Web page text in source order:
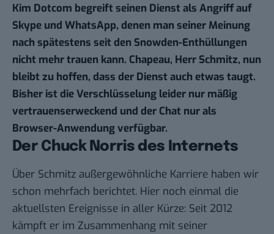
Kim Dotcom begreift seinen Dienst als Angriff auf
Skype und WhatsApp, denen man seiner Meinung
nach spätestens seit den Snowden-Enthüllungen
nicht mehr trauen kann. Chapeau, Herr Schmitz, nun
bleibt zu hoffen, dass der Dienst auch etwas taugt.
Bisher ist die Verschlüsselung leider nur mäßig
vertrauenserweckend und der Chat nur als
Browser-Anwendung verfügbar.
Der Chuck Norris des Internets
Über Schmitz außergewöhnliche Karriere haben wir
schon mehrfach berichtet. Hier noch einmal die
aktuellsten Ereignisse in aller Kürze: Seit 2012
kämpft er im Zusammenhang mit seiner